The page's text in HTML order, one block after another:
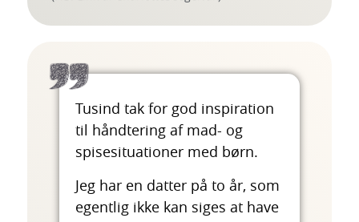
Tusind tak for god inspiration
til håndtering af mad- og
spisesituationer med børn.
Jeg har en datter på to år, som
egentlig ikke kan siges at have